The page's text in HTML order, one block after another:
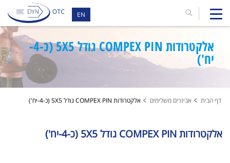
EN
אלקטרודות COMPEX PIN גודל 5X5 (כ-4-
יח')
דף הבית אביזרים משלימים אלקטרודות COMPEX PIN גודל 5X5 (כ-4-יח')
אלקטרודות COMPEX PIN גודל 5X5 (כ-4-יח')